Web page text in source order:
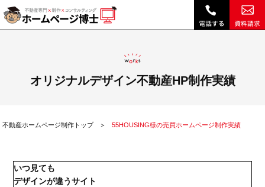
オリジナルデザイン不動産HP制作実績
不動産ホームページ制作トップ 55HOUSING様の売買ホームページ制作実績
いつ見ても
デザインが違うサイト